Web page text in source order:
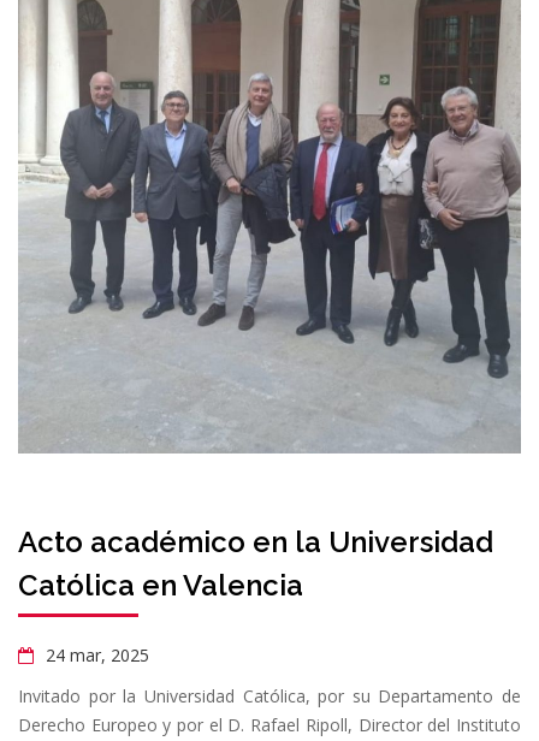
Acto académico en la Universidad
Católica en Valencia
24 mar, 2025
Invitado por la Universidad Católica, por su Departamento de
Derecho Europeo y por el D. Rafael Ripoll, Director del Instituto